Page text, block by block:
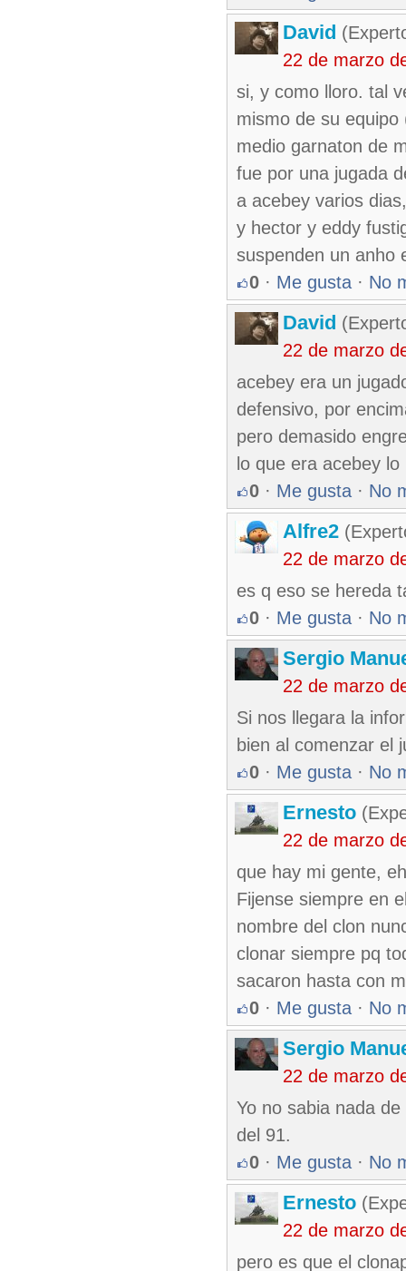
David
22 de marzo
si, y como lloro. tal
mismo de su
medio garnaton de
fue por una jugada
a acebey varios
y hector y eddy
suspenden un anho
0 · Me gusta · No
David
22 de marzo
acebey era un
defensivo, por
pero demasido
lo que era acebey
0 · Me gusta · No
Alfre2
22 de marzo
es q eso se hereda
0 · Me gusta · No
Sergio
22 de marzo
Si nos llegara la
bien al comenzar el
0 · Me gusta · No
Ernesto
22 de marzo
que hay mi gente,
Fijense siempre en
nombre del clon
clonar siempre pq
sacaron hasta con
0 · Me gusta · No
Sergio
22 de marzo
Yo no sabia nada
del 91.
0 · Me gusta · No
Ernesto
22 de marzo
pero es que el